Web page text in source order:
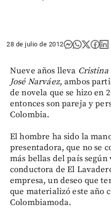
28 de julio de 2012
Nueve años lleva
José Narváez, ambos
de novela que se hizo en
entonces son pareja y
Colombia.
El hombre ha sido la
presentadora, que no se
más bellas del país
conductora de El
empresa, un deseo que
que materializó este año
Colombiamoda.